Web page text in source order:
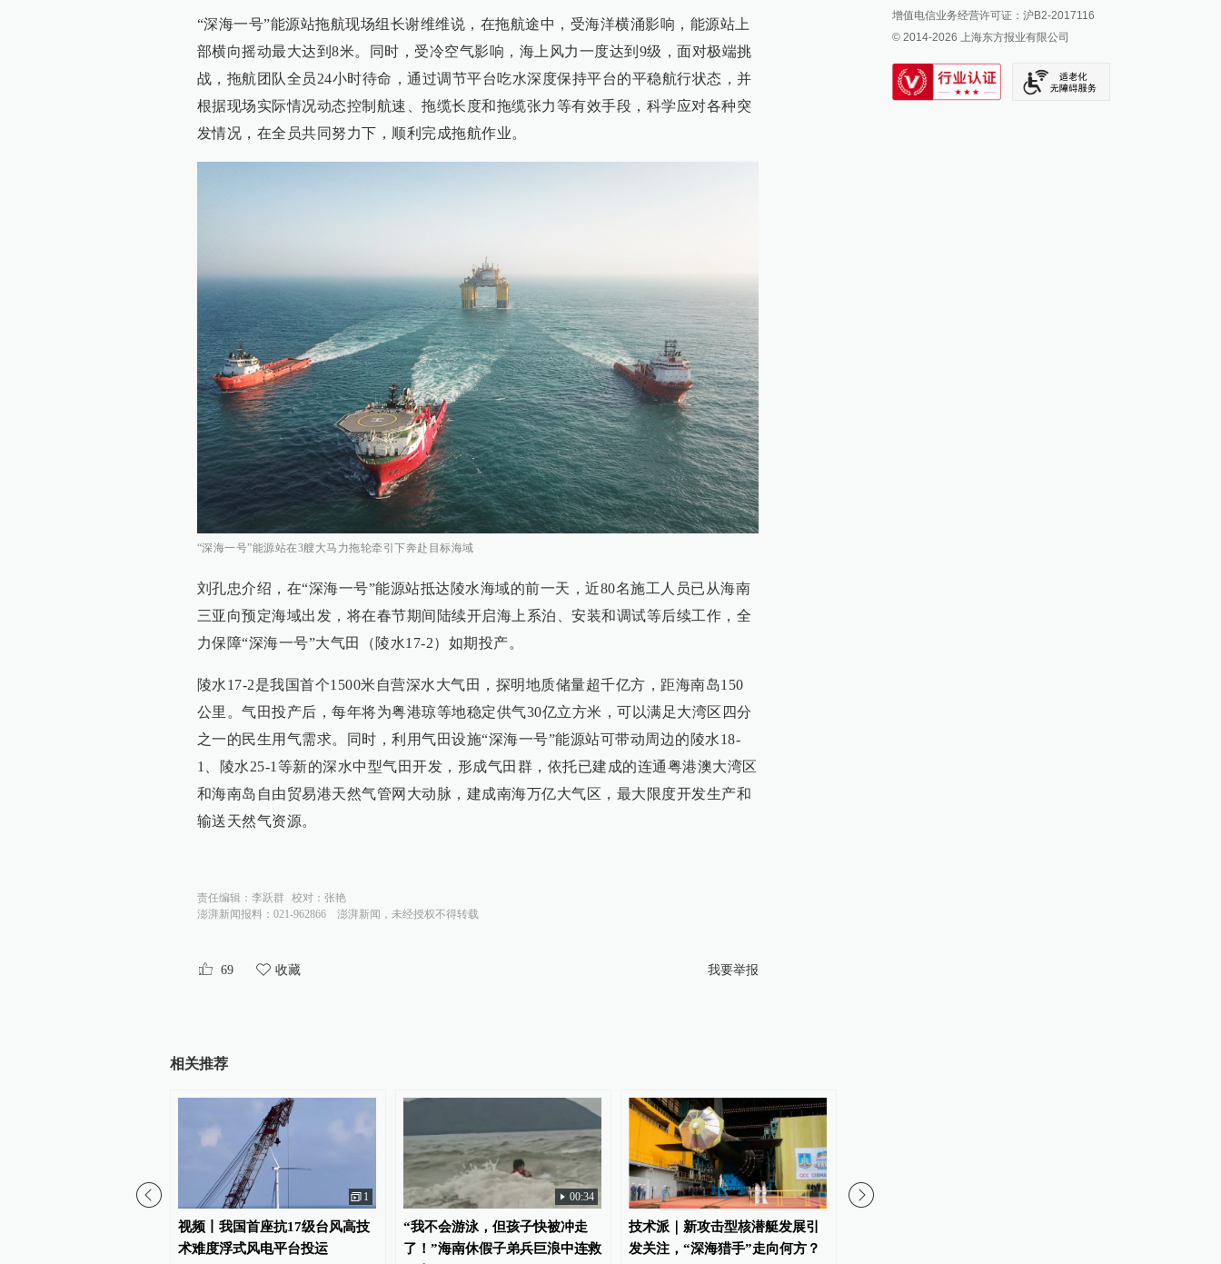
“深海一号”能源站拖航现场组长谢维维说，在拖航途中，受海洋横涌影响，能源站上
部横向摇动最大达到8米。同时，受冷空气影响，海上风力一度达到9级，面对极端挑
战，拖航团队全员24小时待命，通过调节平台吃水深度保持平台的平稳航行状态，并
根据现场实际情况动态控制航速、拖缆长度和拖缆张力等有效手段，科学应对各种突
发情况，在全员共同努力下，顺利完成拖航作业。
“深海一号”能源站在3艘大马力拖轮牵引下奔赴目标海域
刘孔忠介绍，在“深海一号”能源站抵达陵水海域的前一天，近80名施工人员已从海南
三亚向预定海域出发，将在春节期间陆续开启海上系泊、安装和调试等后续工作，全
力保障“深海一号”大气田（陵水17-2）如期投产。
陵水17-2是我国首个1500米自营深水大气田，探明地质储量超千亿方，距海南岛150
公里。气田投产后，每年将为粤港琼等地稳定供气30亿立方米，可以满足大湾区四分
之一的民生用气需求。同时，利用气田设施“深海一号”能源站可带动周边的陵水18-
1、陵水25-1等新的深水中型气田开发，形成气田群，依托已建成的连通粤港澳大湾区
和海南岛自由贸易港天然气管网大动脉，建成南海万亿大气区，最大限度开发生产和
输送天然气资源。
责任编辑： 李跃群 校对： 张艳
澎湃新闻报料：021-962866
澎湃新闻，未经授权不得转载
69 收藏 我要举报
相关推荐
1
视频丨我国首座抗17级台风高技
术难度浮式风电平台投运
00:34
“我不会游泳，但孩子快被冲走
了！”海南休假子弟兵巨浪中连救
技术派｜新攻击型核潜艇发展引
发关注，“深海猎手”走向何方？
派生万物开放平台
IP SHANGHAI
SIXTH TONE
增值电信业务经营许可证：沪B2-2017116
© 2014-2026 上海东方报业有限公司